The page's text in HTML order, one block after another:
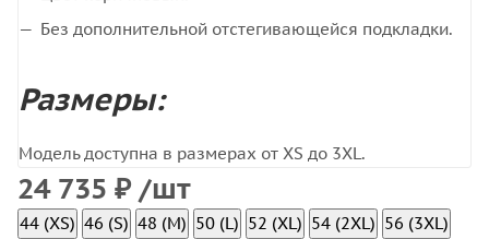
Без дополнительной отстегивающейся подкладки.
Размеры:
Модель доступна в размерах от XS до 3XL.
24 735 ₽ /шт
44 (XS) 46 (S) 48 (M) 50 (L) 52 (XL) 54 (2XL) 56 (3XL)